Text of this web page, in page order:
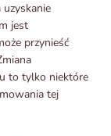
jest
przynieść
to tylko niektóre
tej